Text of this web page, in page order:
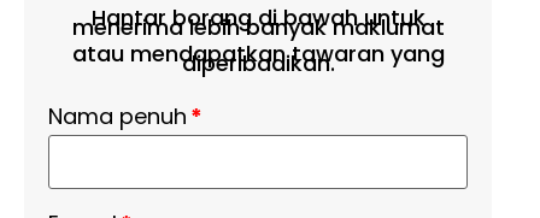
Hantar borang di bawah untuk
menerima lebih banyak maklumat
atau mendapatkan tawaran yang
diperibadikan.
Nama penuh *